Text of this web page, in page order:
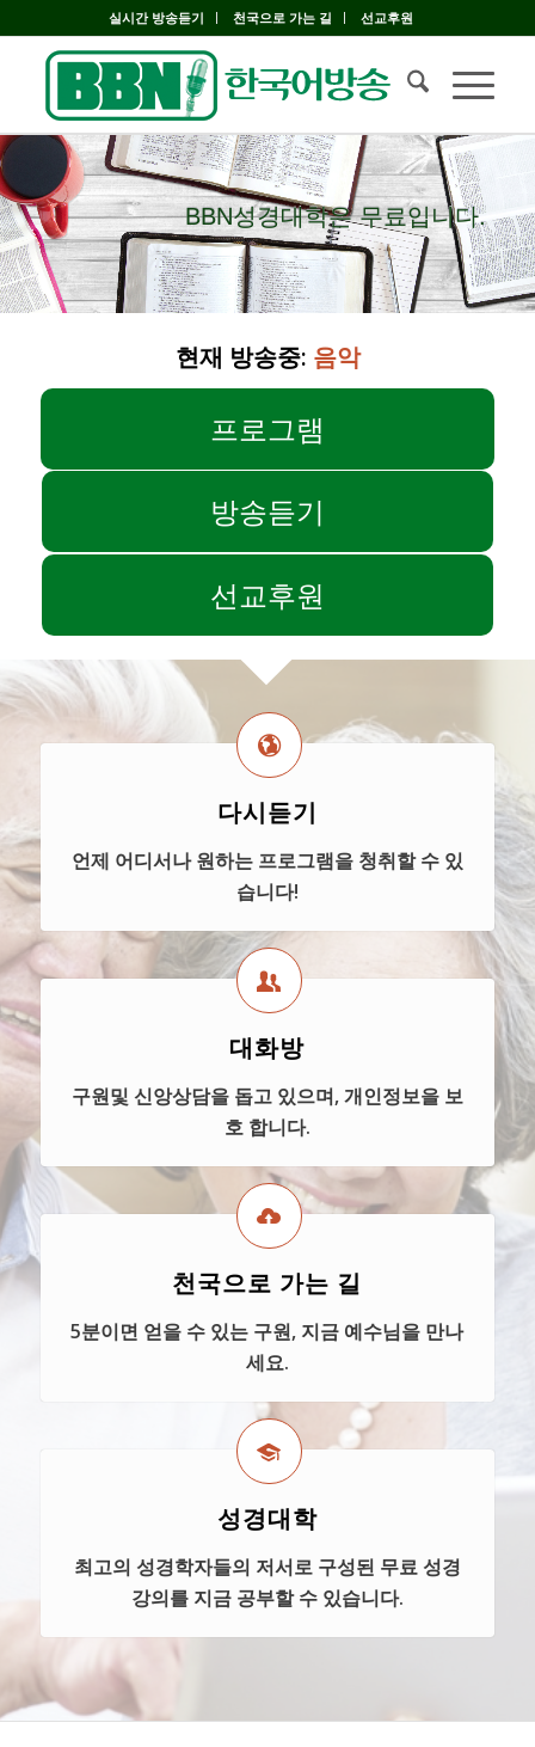
실시간 방송듣기 천국으로 가는 길 선교후원
BBN성경대학은 무료입니다.
BBN성경대학은 무료입니다.
현재 방송중: 음악
프로그램
방송듣기
선교후원
다시듣기
언제 어디서나 원하는 프로그램을 청취할 수 있
습니다!
대화방
구원및 신앙상담을 돕고 있으며, 개인정보을 보
호 합니다.
천국으로 가는 길
5분이면 얻을 수 있는 구원, 지금 예수님을 만나
세요.
성경대학
최고의 성경학자들의 저서로 구성된 무료 성경
강의를 지금 공부할 수 있습니다.